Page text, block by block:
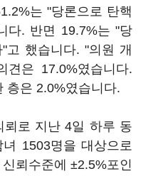
는 "당론으로 탄핵
다. 반면 19.7%는 "당
고 했습니다. "의원 개
은 17.0%였습니다.
층은 2.0%였습니다.
뢰로 지난 4일 하루 동
1503명을 대상으로
뢰수준에 ±2.5%포인